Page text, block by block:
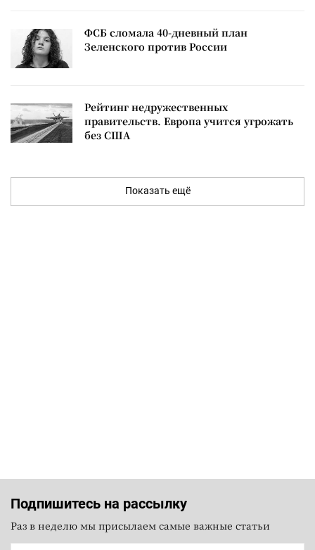
ФСБ сломала 40-дневный план
Зеленского против России
Рейтинг недружественных
правительств. Европа учится угрожать
без США
Показать ещё
Подпишитесь на рассылку
Раз в неделю мы присылаем самые важные статьи